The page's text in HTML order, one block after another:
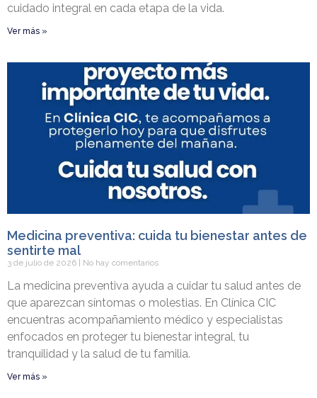
cuidado integral en cada etapa de la vida.
Ver más »
Medicina preventiva: cuida tu bienestar antes de
sentirte mal
3 de julio de 2026 No hay comentarios
La medicina preventiva ayuda a cuidar tu salud antes de
que aparezcan síntomas o molestias. En Clínica CIC
encuentras acompañamiento médico y especialistas
enfocados en proteger tu bienestar integral, tu
tranquilidad y la salud de tu familia.
Ver más »